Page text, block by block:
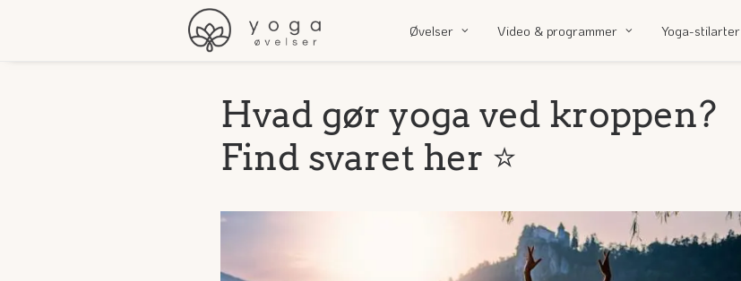
Øvelser Video & programmer Yoga-stilarter
Hvad gør yoga ved kroppen?
Find svaret her ⭐️